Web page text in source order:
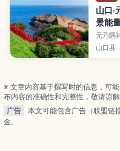
山口·
景能
元乃隅
色鸟居
景，
山口县
※ 文章内容基于撰写时的信息，可
布内容的准确性和完整性，敬请谅解
广告
本文可能包含广告（联盟链
金。